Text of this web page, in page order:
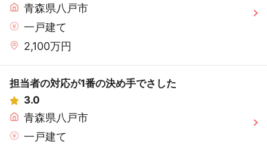
青森県八戸市
一戸建て
2,100万円
担当者の対応が1番の決め手でさした
3.0
青森県八戸市
一戸建て